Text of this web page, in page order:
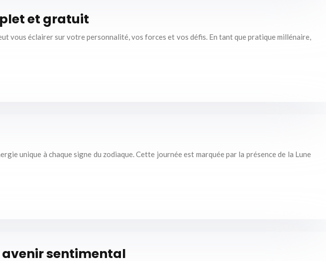
et gratuit
vous éclairer sur votre personnalité, vos forces et vos défis. En tant que pratique millénaire,
unique à chaque signe du zodiaque. Cette journée est marquée par la présence de la Lune
avenir sentimental